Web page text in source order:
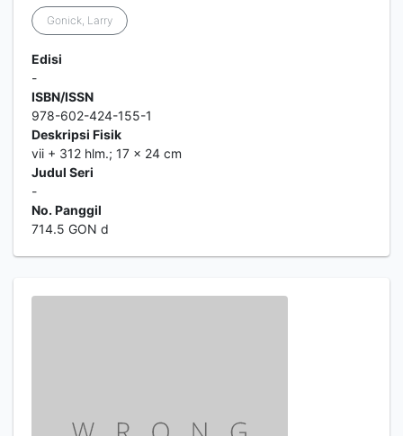
Gonick, Larry
Edisi
-
ISBN/ISSN
978-602-424-155-1
Deskripsi Fisik
vii + 312 hlm.; 17 x 24 cm
Judul Seri
-
No. Panggil
714.5 GON d